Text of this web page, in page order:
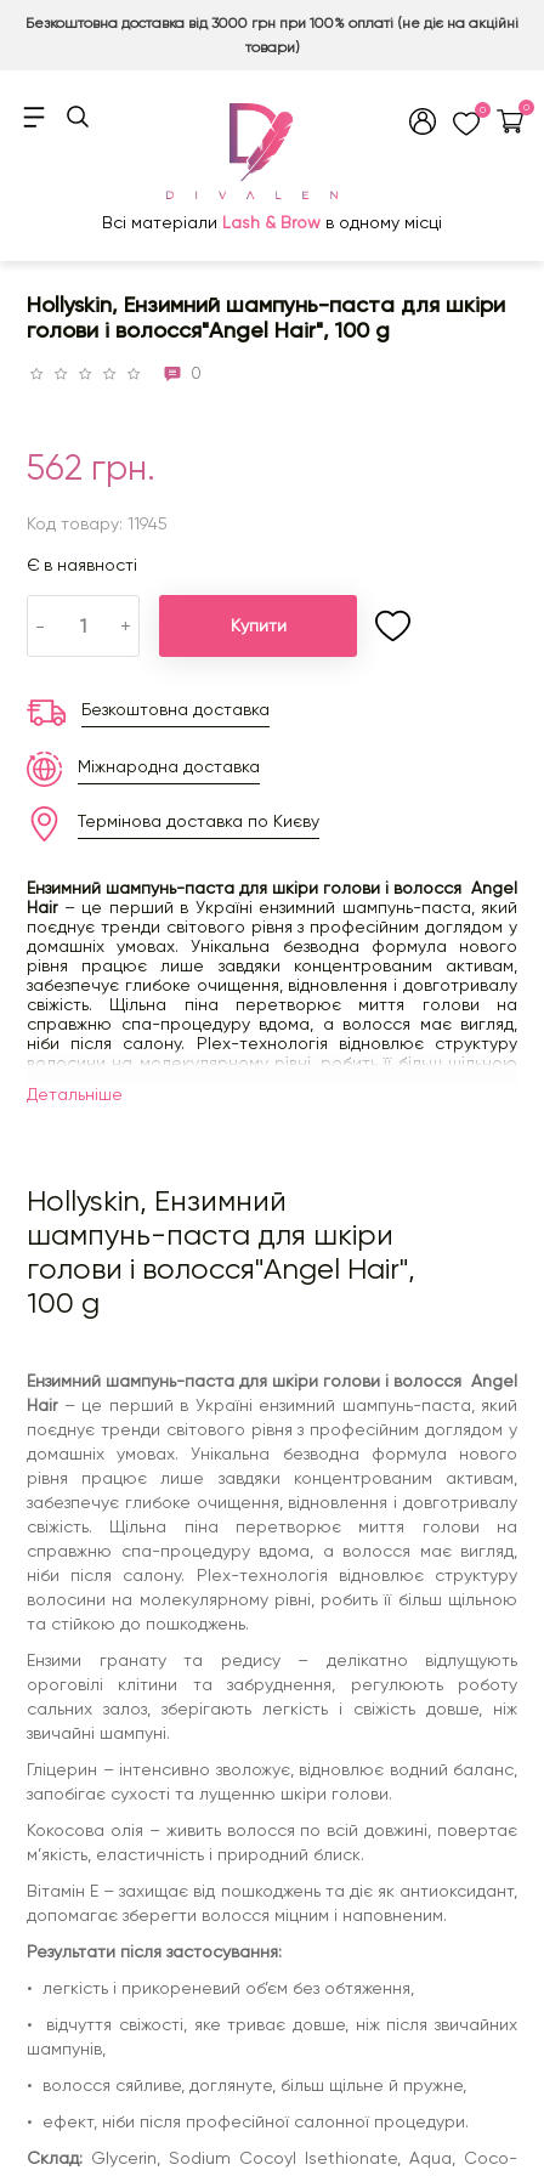
Безкоштовна доставка від 3000 грн при 100% оплаті (не діє на акційні
товари)
0 0
Всі матеріали Lash & Brow в одному місці
Hollyskin, Ензимний шампунь-паста для шкіри
голови і волосся"Angel Hair", 100 g
0
562 грн.
Код товару: 11945
Є в наявності
- + Купити
Безкоштовна доставка
Міжнародна доставка
Термінова доставка по Києву
Ензимний шампунь-паста для шкіри голови і волосся Angel
Hair– це перший в Україні ензимний шампунь-паста, який
поєднує тренди світового рівня з професійним доглядом у
домашніх умовах. Унікальна безводна формула нового
рівня працює лише завдяки концентрованим активам,
забезпечує глибоке очищення, відновлення і довготривалу
свіжість. Щільна піна перетворює миття голови на
справжню спа-процедуру вдома, а волосся має вигляд,
ніби після салону. Plex-технологія відновлює структуру
волосини на молекулярному рівні, робить її більш щільною
Гліцерин – інтенсивно зволожує, відновлює водний баланс,
запобігає сухості та лущенню шкіри голови.
Кокосова олія – живить волосся по всій довжині, повертає
м’якість, еластичність і природний блиск.
Вітамін Е – захищає від пошкоджень та діє як антиоксидант,
допомагає зберегти волосся міцним і наповненим.
• легкість і прикореневий об’єм без обтяження,
• відчуття свіжості, яке триває довше, ніж після звичайних
шампунів,
• волосся сяйливе, доглянуте, більш щільне й пружне,
• ефект, ніби після професійної салонної процедури.
Склад: Glycerin, Sodium Cocoyl Isethionate, Aqua, Coco-
Glucoside, Elaeis Oil, Elaeis Guineensis Kernel Oil, Cocos
Nucifera Oil, Disodium Lauryl Sulfosuccinate, PPG-3 Caprylyl
Ether, Parfum, Tocopheryl Acetate, Guar
Hydroxypropyltrimonium Chloride,
Hydroxypropylgluconamide, Hydroxypropylammonium
Gluconate, Lactobacillus/Punica Granatum Fruit Ferment
Extract, Leuconostoc/Radish Root Ferment Filtrate,
Phenoxyethanol, Ethylhexylglycerin.
Спосіб використання: достатню кількість засобу розтерти
у долонях із додаванням невеликої кількості води, до
утворення кремоподібної емульсії або піни. Нанести на
добре зволожену шкіру голови і волосся, спінити
масажними рухами, ретельно змити водою. Для короткого
необхідності повторити процедуру. Можливе щоденне
використання. Для сухої і чутливої шкіри рекомендована
Увага! Інтенсивність піни під час миття залежить від
забруднення шкіри голови і волосся. Більша кількість піни
Протипоказання:
індивідуальна чутливість до компонентів
засобу. Уникати потрапляння в очі. При потраплянні в очі
негайно промити водою, за необхідності звернутися до
лікаря.
Об’єм:100 g 3,4 fl oz
Вік:18+
Детальнiше
Hollyskin, Ензимний
шампунь-паста для шкіри
голови і волосся"Angel Hair",
100 g
Ензимний шампунь-паста для шкіри голови і волосся Angel
Hair– це перший в Україні ензимний шампунь-паста, який
поєднує тренди світового рівня з професійним доглядом у
домашніх умовах. Унікальна безводна формула нового
рівня працює лише завдяки концентрованим активам,
забезпечує глибоке очищення, відновлення і довготривалу
свіжість. Щільна піна перетворює миття голови на
справжню спа-процедуру вдома, а волосся має вигляд,
ніби після салону. Plex-технологія відновлює структуру
волосини на молекулярному рівні, робить її більш щільною
та стійкою до пошкоджень.
Ензими гранату та редису – делікатно відлущують
ороговілі клітини та забруднення, регулюють роботу
сальних залоз, зберігають легкість і свіжість довше, ніж
звичайні шампуні.
Гліцерин – інтенсивно зволожує, відновлює водний баланс,
запобігає сухості та лущенню шкіри голови.
Кокосова олія – живить волосся по всій довжині, повертає
м’якість, еластичність і природний блиск.
Вітамін Е – захищає від пошкоджень та діє як антиоксидант,
допомагає зберегти волосся міцним і наповненим.
Результати після застосування:
• легкість і прикореневий об’єм без обтяження,
• відчуття свіжості, яке триває довше, ніж після звичайних
шампунів,
• волосся сяйливе, доглянуте, більш щільне й пружне,
• ефект, ніби після професійної салонної процедури.
Склад: Glycerin, Sodium Cocoyl Isethionate, Aqua, Coco-